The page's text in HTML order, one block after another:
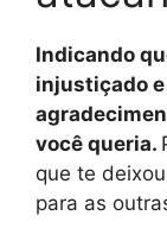
Indicando
injustiçado
você queria.
que te
para as